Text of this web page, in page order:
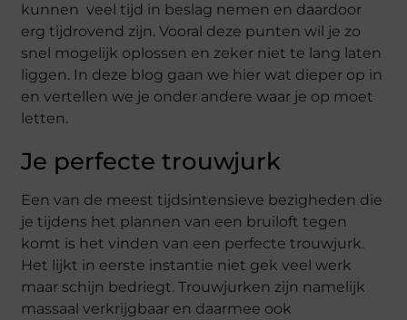
kunnen veel tijd in beslag nemen en daardoor
erg tijdrovend zijn. Vooral deze punten wil je zo
snel mogelijk oplossen en zeker niet te lang laten
liggen. In deze blog gaan we hier wat dieper op in
en vertellen we je onder andere waar je op moet
letten.
Je perfecte trouwjurk
Een van de meest tijdsintensieve bezigheden die
je tijdens het plannen van een bruiloft tegen
komt is het vinden van een perfecte trouwjurk.
Het lijkt in eerste instantie niet gek veel werk
maar schijn bedriegt. Trouwjurken zijn namelijk
massaal verkrijgbaar en daarmee ook